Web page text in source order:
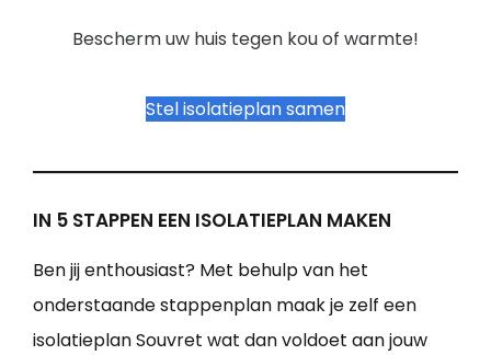
Bescherm uw huis tegen kou of warmte!
Stel isolatieplan samen
IN 5 STAPPEN EEN ISOLATIEPLAN MAKEN
Ben jij enthousiast? Met behulp van het
onderstaande stappenplan maak je zelf een
isolatieplan Souvret wat dan voldoet aan jouw